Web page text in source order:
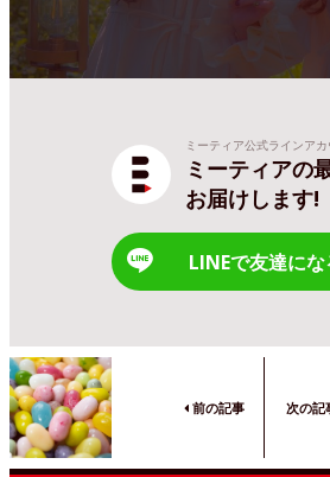
ミーティア公式ラインアカ
ミーティアの
お届けします!
LINEで友達にな
前の記事 次の記